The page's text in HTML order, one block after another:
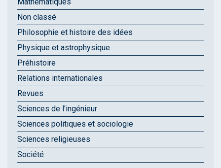
Non classé
Philosophie et histoire des idées
Physique et astrophysique
Préhistoire
Relations internationales
Revues
Sciences de l'ingénieur
Sciences politiques et sociologie
Sciences religieuses
Société